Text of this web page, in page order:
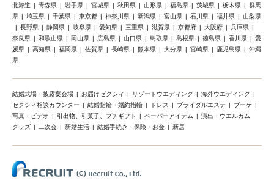
北海道 青森県 岩手県 宮城県 秋田県 山形県 福島県 茨城県 栃木県
群馬
県
埼玉県 千葉県 東京都 神奈川県 新潟県 富山県 石川県 福井県
山梨県
長野県
静岡県 岐阜県 愛知県 三重県 滋賀県 京都府 大阪府
兵庫県
奈良県
和歌山県 岡山県 広島県 山口県 鳥取県 島根県 徳島県 香川県
愛
媛県
高知県 福岡県 佐賀県 長崎県 熊本県 大分県 宮崎県 鹿児島県
沖縄
県
結婚式場・披露宴会場 お届けゼクシィ リゾートウエディング
海外ウエディング
ゼクシィ相談カウンター
結婚指輪・婚約指輪 ドレス ブライダルエステ
ブーケ
写真・ビデオ
引出物、引菓子、プチギフト ペーパーアイテム
演出・ウエルカム
グッズ
二次会 新婚生活 結婚手続き・保険・お金 新居